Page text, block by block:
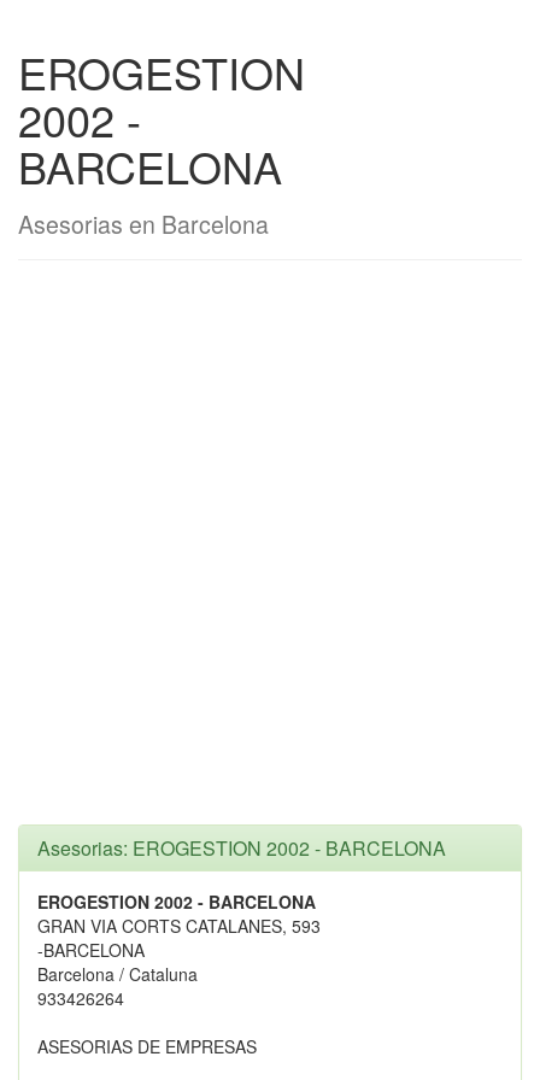
EROGESTION
2002 -
BARCELONA
Asesorias en Barcelona
Asesorias: EROGESTION 2002 - BARCELONA
EROGESTION 2002 - BARCELONA
GRAN VIA CORTS CATALANES, 593
-BARCELONA
Barcelona / Cataluna
933426264
ASESORIAS DE EMPRESAS